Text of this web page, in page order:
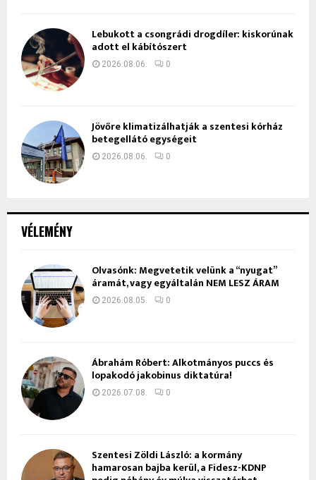
VÉLEMÉNY
Olvasónk: Megvetetik velünk a “nyugat”
áramát, vagy egyáltalán NEM LESZ ÁRAM
2026.08.05. 0
Ábrahám Róbert: Alkotmányos puccs és
lopakodó jakobinus diktatúra!
2026.07.08. 0
Szentesi Zöldi László: a kormány
hamarosan bajba kerül, a Fidesz-KDNP
Lebukott a csongrádi drogdíler: kiskorúnak
adott el kábítószert
2026.08.06. 0
Jövőre klimatizálhatják a szentesi kórház
betegellátó egységeit
2026.08.06. 0